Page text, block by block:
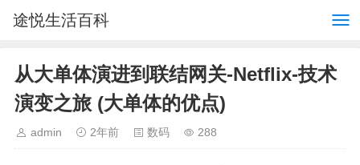
途悦生活百科
从大单体演进到联结网关-Netflix-技术
演变之旅 (大单体的优点)
admin 2年前 数码 288